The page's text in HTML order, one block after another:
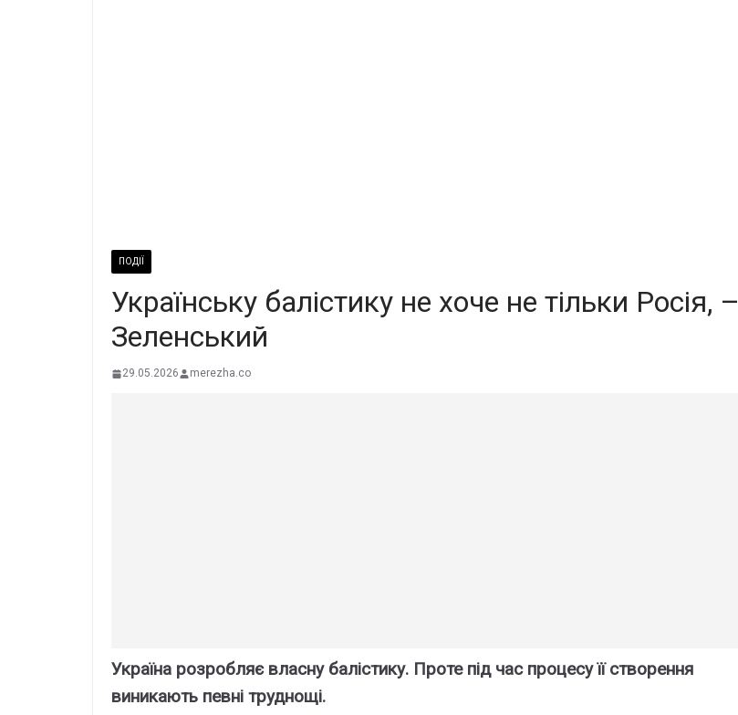
ПОДІЇ
Українську балістику не хоче не тільки Росія, –
Зеленський
29.05.2026 merezha.co
Україна розробляє власну балістику. Проте під час процесу її створення
виникають певні труднощі.